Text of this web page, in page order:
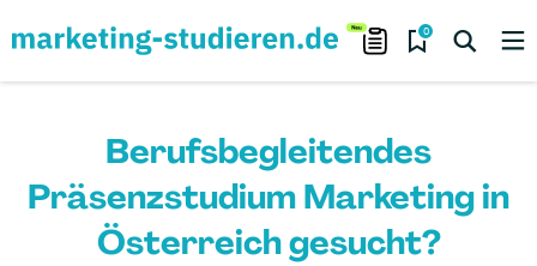
0
Berufsbegleitendes
Präsenzstudium Marketing in
Österreich gesucht?